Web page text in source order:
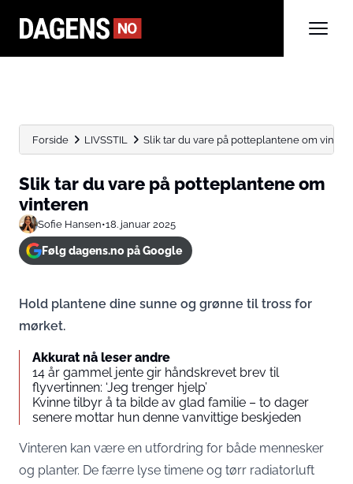
Forside LIVSSTIL Slik tar du vare på potteplantene om
Slik tar du vare på potteplantene om
vinteren
Sofie Hansen•18. januar 2025
Følg dagens.no på Google
Hold plantene dine sunne og grønne til tross for
mørket.
Akkurat nå leser andre
14 år gammel jente gir håndskrevet brev til
flyvertinnen: ‘Jeg trenger hjelp’
Kvinne tilbyr å ta bilde av glad familie – to dager
senere mottar hun denne vanvittige beskjeden
Vinteren kan være en utfordring for både mennesker
og planter. De færre lyse timene og tørr radiatorluft